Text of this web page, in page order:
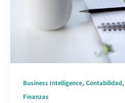
Business Intelligence, Contabilidad,
Finanzas